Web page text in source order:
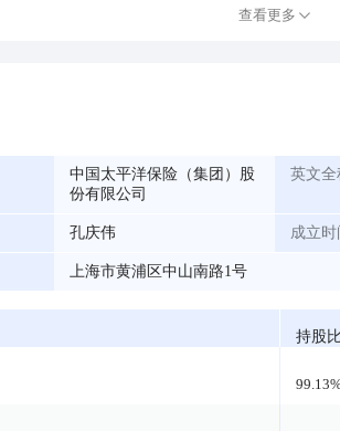
查看更多
中国太平洋保险（集团）股
份有限公司
英文全
孔庆伟 成立时
上海市黄浦区中山南路1号
持股